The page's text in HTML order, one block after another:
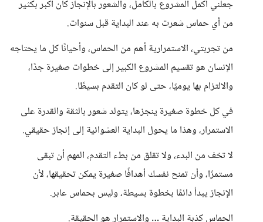
جعلني أكمل المشروع بالكامل، والشعور بالإنجاز كان أكبر بكثير
من أي حماس شعرت به عند البداية قبل سنوات.
من تجربتي، الاستمرارية أهم من الحماس، وأحيانًا كل ما يحتاجه
الإنسان هو تقسيم المشروع الكبير إلى خطوات صغيرة جدًا،
والالتزام بها يوميًا، حتى لو كان التقدم بسيطًا.
في كل خطوة صغيرة ينجزها، يتولد شعور بالثقة والقدرة على
الاستمرار، وهذا ما يحول البداية العشوائية إلى إنجاز حقيقي.
لا تخف من البدء، ولا تقلق من بطء التقدم، المهم أن تبقى
مستمرًا، وأن تمنح نفسك أهدافًا صغيرة يمكن تحقيقها، لأن
الإنجاز يبدأ دائمًا بخطوة بسيطة، وليس بحماس عابر.